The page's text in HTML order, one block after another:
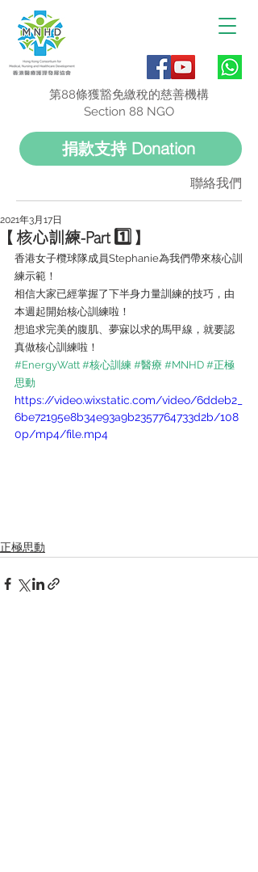
聯絡我們
捐款支持 Donation
第88條獲豁免繳稅的慈善機構
Section 88 NGO
【核心訓練-Part 1️⃣】
2021年3月17日
香港女子欖球隊成員Stephanie為我們帶來核心訓
練示範！
相信大家已經掌握了下半身力量訓練的技巧，由
本週起開始核心訓練啦！
想追求完美的腹肌、夢寐以求的馬甲線，就要認
真做核心訓練啦！
#EnergyWatt #核心訓練 #醫療 #MNHD #正極
思動
https://video.wixstatic.com/video/6ddeb2_
6be72195e8b34e93a9b2357764733d2b/108
0p/mp4/file.mp4
正極思動